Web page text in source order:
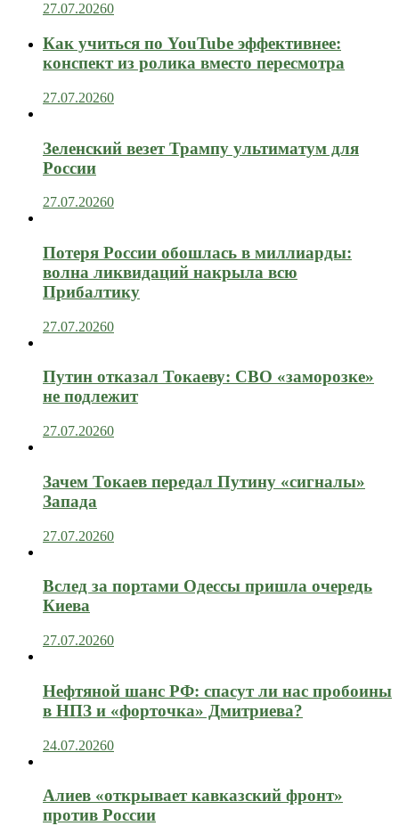
27.07.20260
Как учиться по YouTube эффективнее:
конспект из ролика вместо пересмотра
27.07.20260
Зеленский везет Трампу ультиматум для
России
27.07.20260
Потеря России обошлась в миллиарды:
волна ликвидаций накрыла всю
Прибалтику
27.07.20260
Путин отказал Токаеву: СВО «заморозке»
не подлежит
27.07.20260
Зачем Токаев передал Путину «сигналы»
Запада
27.07.20260
Вслед за портами Одессы пришла очередь
Киева
27.07.20260
Нефтяной шанс РФ: спасут ли нас пробоины
в НПЗ и «форточка» Дмитриева?
24.07.20260
Алиев «открывает кавказский фронт»
против России